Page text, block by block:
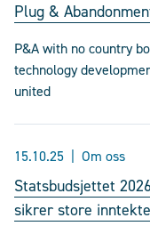
Plug &
P&A with no country
technology
united
15.10.25 Om oss
Statsbudsjettet
sikrer store